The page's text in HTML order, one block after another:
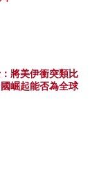
將美伊衝突類比
崛起能否為全球